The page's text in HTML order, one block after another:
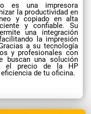
es una impresora
la productividad en
y copiado en alta
y confiable. Su
una integración
la impresión
a su tecnología
y profesionales con
buscan una solución
el precio de la HP
de tu oficina.